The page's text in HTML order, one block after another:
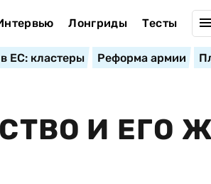
Лонгриды Тесты
ЕС: кластеры Реформа армии
И ЕГО